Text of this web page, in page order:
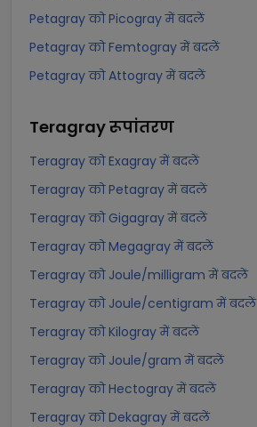
Petagray को Picogray में बदलें
Petagray को Femtogray में बदलें
Petagray को Attogray में बदलें
Teragrayरूपांतरण
Teragray को Exagray में बदलें
Teragray को Petagray में बदलें
Teragray को Gigagray में बदलें
Teragray को Megagray में बदलें
Teragray को Joule/milligram में बदलें
Teragray को Joule/centigram में बदलें
Teragray को Kilogray में बदलें
Teragray को Joule/gram में बदलें
Teragray को Hectogray में बदलें
Teragray को Dekagray में बदलें